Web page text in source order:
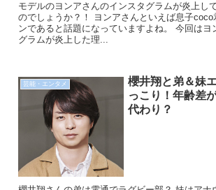
モデルのヨンアさんのインスタグラムが炎上し
のでしょうか？！ ヨンアさんといえば息子coco
ンであると話題になっていますよね。 今回はヨ
グラムが炎上した理...
芸能・エンタメ
櫻井翔と弟＆妹
っこり！年齢差
代わり？